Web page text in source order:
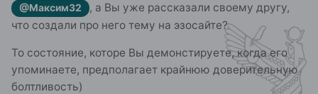
@Максим32
, а Вы уже рассказали своему другу,
что создали про него тему на эзосайте?
То состояние, которе Вы демонстируете, когда его
упоминаете, предполагает крайнюю доверительную
болтливость)